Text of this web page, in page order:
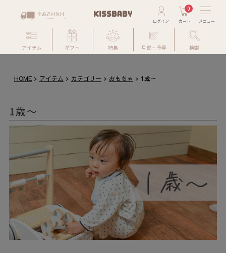
0
アイテム ギフト 特集 月齢・予算 検索
HOME アイテム カテゴリー おもちゃ 1歳～
1歳～